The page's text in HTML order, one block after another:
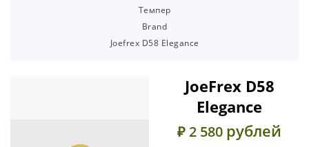
Темпер
Brand
Joefrex D58 Elegance
JoeFrex D58
Elegance
₽ 2 580 рублей